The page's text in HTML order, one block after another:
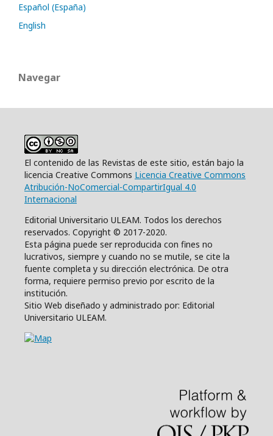
Español (España)
English
Navegar
El contenido de las Revistas de este sitio, están bajo la
licencia Creative Commons Licencia Creative Commons
Atribución-NoComercial-CompartirIgual 4.0
Internacional
Editorial Universitario ULEAM. Todos los derechos
reservados. Copyright © 2017-2020.
Esta página puede ser reproducida con fines no
lucrativos, siempre y cuando no se mutile, se cite la
fuente completa y su dirección electrónica. De otra
forma, requiere permiso previo por escrito de la
institución.
Sitio Web diseñado y administrado por: Editorial
Universitario ULEAM.